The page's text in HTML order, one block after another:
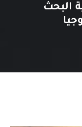
البحث